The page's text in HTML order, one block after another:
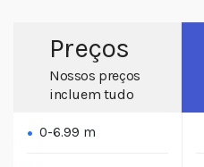
Preços
Nossos preços
incluem tudo
. 0-6.99 m